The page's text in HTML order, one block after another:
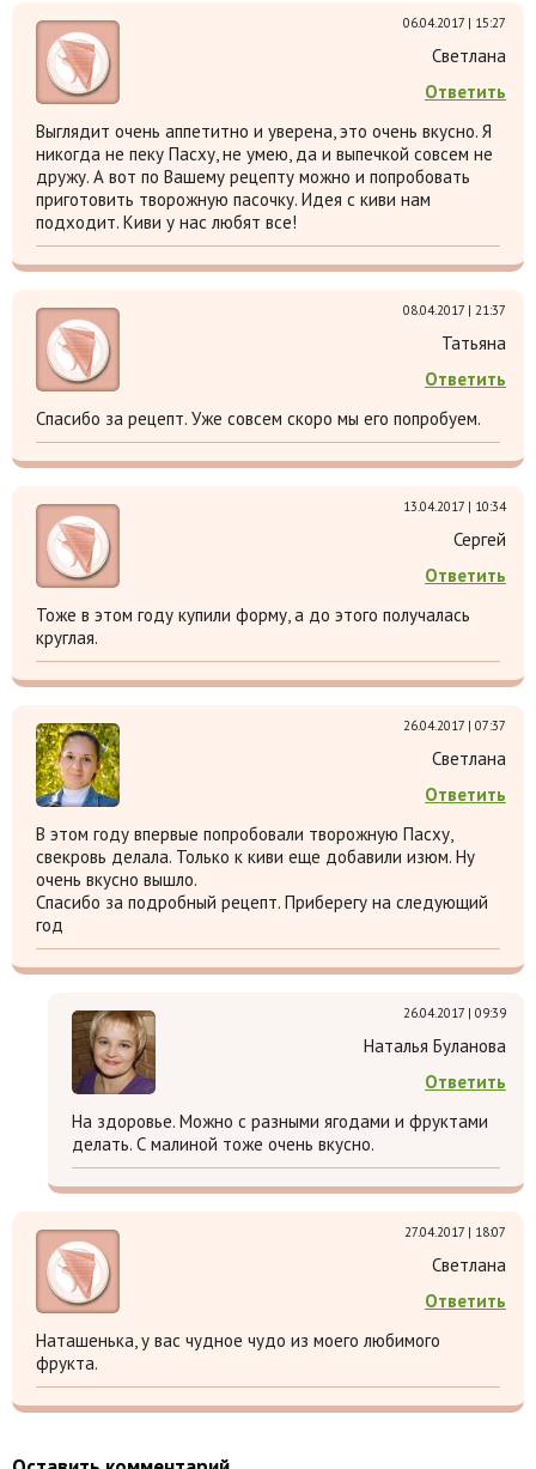
Светлана
Выглядит очень аппетитно и уверена, это очень вкусно. Я
никогда не пеку Пасху, не умею, да и выпечкой совсем не
дружу. А вот по Вашему рецепту можно и попробовать
приготовить творожную пасочку. Идея с киви нам
подходит. Киви у нас любят все!
Ответить
06.04.2017 | 15:27
Татьяна
Спасибо за рецепт. Уже совсем скоро мы его попробуем.
Ответить
08.04.2017 | 21:37
Сергей
Тоже в этом году купили форму, а до этого получалась
круглая.
Ответить
13.04.2017 | 10:34
Светлана
В этом году впервые попробовали творожную Пасху,
свекровь делала. Только к киви еще добавили изюм. Ну
очень вкусно вышло.
Спасибо за подробный рецепт. Приберегу на следующий
год
Ответить
26.04.2017 | 07:37
Наталья Буланова
На здоровье. Можно с разными ягодами и фруктами
делать. С малиной тоже очень вкусно.
Ответить
26.04.2017 | 09:39
Светлана
Наташенька, у вас чудное чудо из моего любимого
фрукта.
Ответить
27.04.2017 | 18:07